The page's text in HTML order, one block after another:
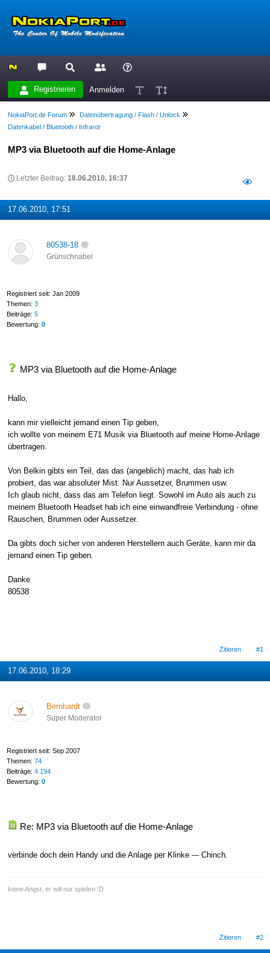
Registrieren Anmelden
NokiaPort.de Forum
Datenübertragung / Flash / Unlock
Datenkabel / Bluetooth / Infrarot
MP3 via Bluetooth auf die Home-Anlage
Letzter Beitrag: 18.06.2010, 16:37
17.06.2010, 17:51
80538-18
Grünschnabel
Registriert seit: Jan 2009
Themen: 3
Beiträge: 5
Bewertung: 0
MP3 via Bluetooth auf die Home-Anlage
Hallo,
kann mir vielleicht jemand einen Tip geben,
ich wollte von meinem E71 Musik via Bluetooth auf meine Home-Anlage
übertragen.
Von Belkin gibts ein Teil, das das (angeblich) macht, das hab ich
probiert, das war absoluter Mist. Nur Aussetzer, Brummen usw.
Ich glaub nicht, dass das am Telefon liegt. Sowohl im Auto als auch zu
meinem Bluetooth Headset hab ich eine einwandfreie Verbindung - ohne
Rauschen, Brummen oder Aussetzer.
Da gibts doch sicher von anderen Herstellern auch Geräte, kann mir da
jemand einen Tip geben.
Danke
80538
Zitieren #1
17.06.2010, 18:29
Bernhardt
Super Moderator
Registriert seit: Sep 2007
Themen: 74
Beiträge: 4.194
Bewertung: 0
Re: MP3 via Bluetooth auf die Home-Anlage
verbinde doch dein Handy und die Anlage per Klinke --- Chinch.
keine Angst, er will nur spielen :D
Zitieren #2